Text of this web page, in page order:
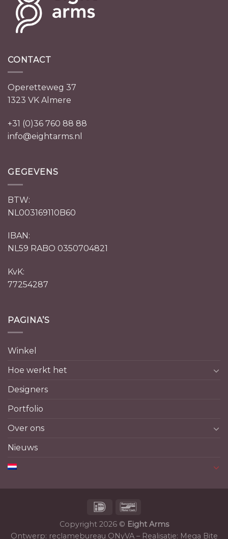
CONTACT
Operetteweg 37
1323 VK Almere
+31 (0)36 760 88 88
info@eightarms.nl
GEGEVENS
BTW:
NL003169110B60
IBAN:
NL59 RABO 0350704821
KvK:
77254287
PAGINA’S
Winkel
Hoe werkt het
Designers
Portfolio
Over ons
Nieuws
Copyright 2026 © Eight Arms
Ontwerp: reclamebureau ONyVA– Realisatie: Mega Bite